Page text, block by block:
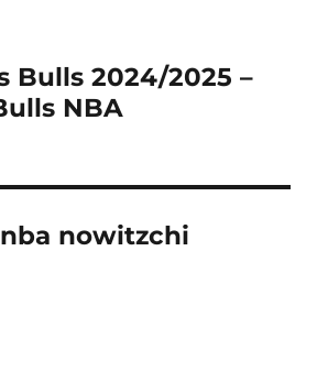
Bulls 2024/2025 –
NBA
nba nowitzchi